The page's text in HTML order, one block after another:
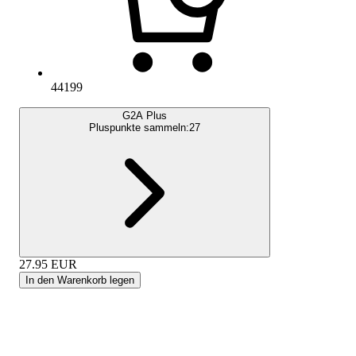
44199
G2A Plus
Pluspunkte sammeln:27
27.95 EUR
In den Warenkorb legen